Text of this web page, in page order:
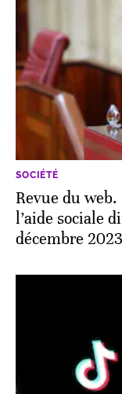
SOCIÉTÉ
Revue du
l’aide sociale
décembre 2023